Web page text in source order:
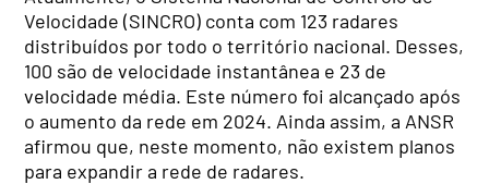
Velocidade (SINCRO) conta com 123 radares
distribuídos por todo o território nacional. Desses,
100 são de velocidade instantânea e 23 de
velocidade média. Este número foi alcançado após
o aumento da rede em 2024. Ainda assim, a ANSR
afirmou que, neste momento, não existem planos
para expandir a rede de radares.